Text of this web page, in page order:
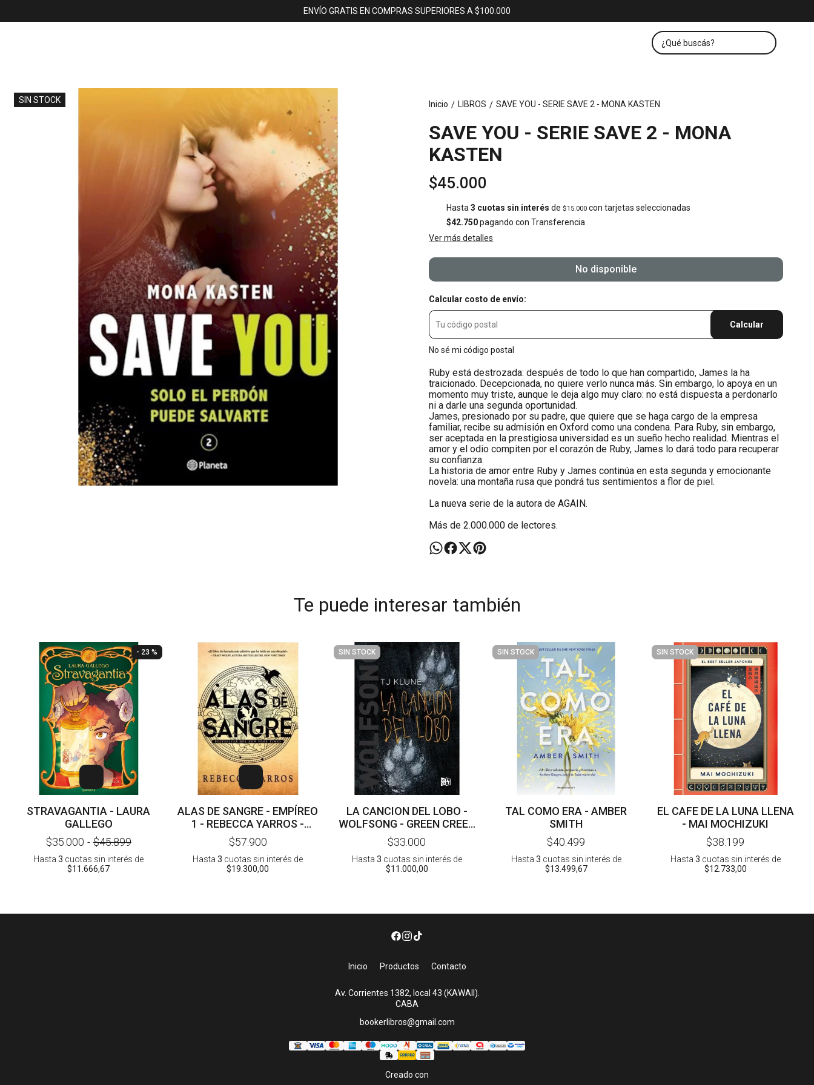
ENVÍO GRATIS EN COMPRAS SUPERIORES A $100.000
SIN STOCK Inicio / LIBROS / SAVE YOU - SERIE SAVE 2 - MONA KASTEN
SAVE YOU - SERIE SAVE 2 - MONA
KASTEN
$45.000
Hasta3 cuotas sin interés de$15.000 con tarjetas seleccionadas
$42.750pagando con Transferencia
Ver más detalles
No disponible
Calcular costo de envío:
Calcular
No sé mi código postal
Ruby está destrozada: después de todo lo que han compartido, James la ha
traicionado. Decepcionada, no quiere verlo nunca más. Sin embargo, lo apoya en un
momento muy triste, aunque le deja algo muy claro: no está dispuesta a perdonarlo
ni a darle una segunda oportunidad.
James, presionado por su padre, que quiere que se haga cargo de la empresa
familiar, recibe su admisión en Oxford como una condena. Para Ruby, sin embargo,
ser aceptada en la prestigiosa universidad es un sueño hecho realidad. Mientras el
amor y el odio compiten por el corazón de Ruby, James lo dará todo para recuperar
su confianza.
La historia de amor entre Ruby y James continúa en esta segunda y emocionante
novela: una montaña rusa que pondrá tus sentimientos a flor de piel.
La nueva serie de la autora de AGAIN.
Más de 2.000.000 de lectores.
Te puede interesar también
- 23 %
STRAVAGANTIA - LAURA
GALLEGO
$35.000 - $45.899
Hasta3 cuotas sin interés de
$11.666,67
ALAS DE SANGRE - EMPÍREO
1 - REBECCA YARROS -
TAPA DURA
$57.900
Hasta3 cuotas sin interés de
$19.300,00
SIN STOCK
LA CANCION DEL LOBO -
WOLFSONG - GREEN CREEK
1 - T J KLUNE
$33.000
Hasta 3 cuotas sin interés de
$11.000,00
SIN STOCK
TAL COMO ERA - AMBER
SMITH
$40.499
Hasta 3 cuotas sin interés de
$13.499,67
SIN STOCK
EL CAFE DE LA LUNA LLENA
- MAI MOCHIZUKI
$38.199
Hasta 3 cuotas sin interés de
$12.733,00
Inicio Productos Contacto
Av. Corrientes 1382, local 43 (KAWAII).
CABA
bookerlibros@gmail.com
Creado con